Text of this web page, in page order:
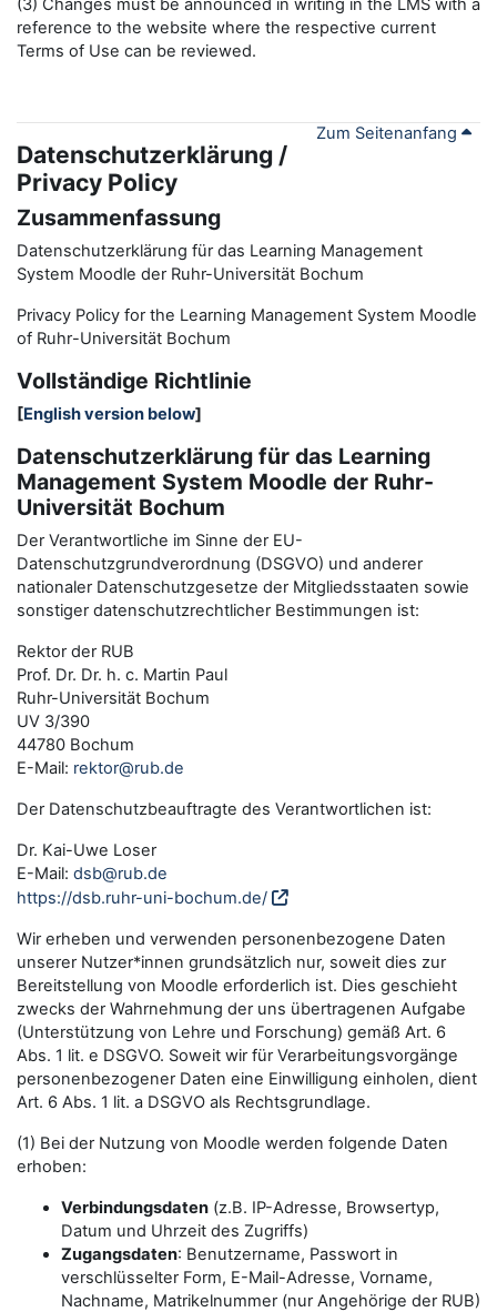
(3) Changes must be announced in writing in the LMS with a
reference to the website where the respective current
Terms of Use can be reviewed.
Zum Seitenanfang
Datenschutzerklärung /
Privacy Policy
Zusammenfassung
Datenschutzerklärung für das Learning Management
System Moodle der Ruhr-Universität Bochum
Privacy Policy for the Learning Management System Moodle
of Ruhr-Universität Bochum
Vollständige Richtlinie
[English version below]
Datenschutzerklärung für das Learning
Management System Moodle der Ruhr-
Universität Bochum
Der Verantwortliche im Sinne der EU-
Datenschutzgrundverordnung (DSGVO) und anderer
nationaler Datenschutzgesetze der Mitgliedsstaaten sowie
sonstiger datenschutzrechtlicher Bestimmungen ist:
Rektor der RUB
Prof. Dr. Dr. h. c. Martin Paul
Ruhr-Universität Bochum
UV 3/390
44780 Bochum
E-Mail: rektor@rub.de
Der Datenschutzbeauftragte des Verantwortlichen ist:
Dr. Kai-Uwe Loser
E-Mail: dsb@rub.de
https://dsb.ruhr-uni-bochum.de/
Wir erheben und verwenden personenbezogene Daten
unserer Nutzer*innen grundsätzlich nur, soweit dies zur
Bereitstellung von Moodle erforderlich ist. Dies geschieht
zwecks der Wahrnehmung der uns übertragenen Aufgabe
(Unterstützung von Lehre und Forschung) gemäß Art. 6
Abs. 1 lit. e DSGVO. Soweit wir für Verarbeitungsvorgänge
personenbezogener Daten eine Einwilligung einholen, dient
Art. 6 Abs. 1 lit. a DSGVO als Rechtsgrundlage.
(1) Bei der Nutzung von Moodle werden folgende Daten
erhoben:
Verbindungsdaten (z.B. IP-Adresse, Browsertyp,
Datum und Uhrzeit des Zugriffs)
Zugangsdaten: Benutzername, Passwort in
verschlüsselter Form, E-Mail-Adresse, Vorname,
Nachname, Matrikelnummer (nur Angehörige der RUB)